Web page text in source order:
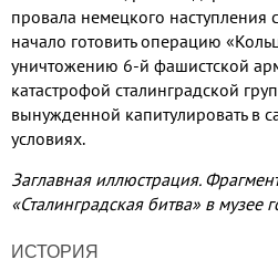
провала немецкого наступления
начало готовить операцию
уничтожению 6-й фашистской
катастрофой сталинградской
вынужденной капитулировать в
условиях.
Заглавная иллюстрация.
«Сталинградская битва» в музее
ИСТОРИЯ